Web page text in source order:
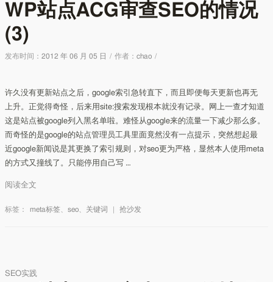
WP站点ACG审查SEO的情况
(3)
发布时间：2012 年 06 月 05 日 / 作者：chao /
许久没有更新站点之后，google索引急转直下，而且即便每天更新也再无
上升。正觉得奇怪，后来用site:搜索发现根本就没有记录。网上一查才知道
这是站点被google列入黑名单啦。难怪从google来的流量一下减少那么多。
而奇怪的是google的站点管理员工具里面竟然没有一点提示，突然想起最
近google新闻说是其更换了索引规则，对seo更为严格，显然本人使用meta
的方式又撞线了。只能停用自己写 …
阅读全文
标签： meta标签 、seo 关键词 抢沙发
SEO实践